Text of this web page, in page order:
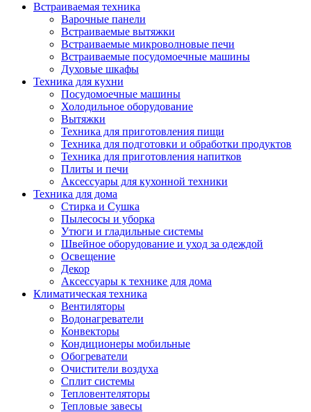
Встраиваемая техника
Варочные панели
Встраиваемые вытяжки
Встраиваемые микроволновые печи
Встраиваемые посудомоечные машины
Духовые шкафы
Техника для кухни
Посудомоечные машины
Холодильное оборудование
Вытяжки
Техника для приготовления пищи
Техника для подготовки и обработки продуктов
Техника для приготовления напитков
Плиты и печи
Аксессуары для кухонной техники
Техника для дома
Стирка и Сушка
Пылесосы и уборка
Утюги и гладильные системы
Швейное оборудование и уход за одеждой
Освещение
Декор
Аксессуары к технике для дома
Климатическая техника
Вентиляторы
Водонагреватели
Конвекторы
Кондиционеры мобильные
Обогреватели
Очистители воздуха
Сплит системы
Тепловентеляторы
Тепловые завесы